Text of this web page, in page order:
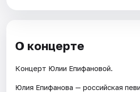
О концерте
Концерт Юлии Епифановой.
Юлия Епифанова — российская